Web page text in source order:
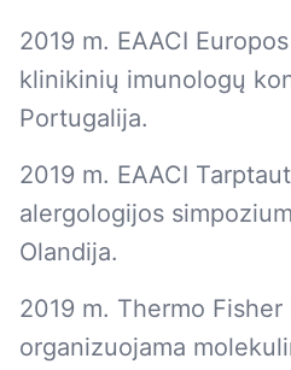
2019 m. EAACI
klinikinių imunologų
Portugalija.
2019 m. EAACI
alergologijos
Olandija.
2019 m. Thermo
organizuojama